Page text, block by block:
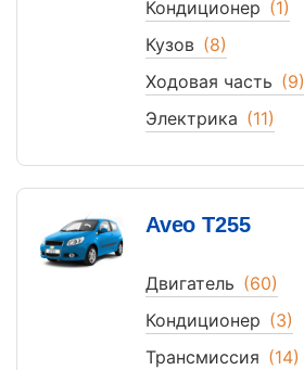
Кондиционер (1)
Кузов (8)
Ходовая часть (9)
Электрика (11)
Aveo T255
Двигатель (60)
Кондиционер (3)
Трансмиссия (14)